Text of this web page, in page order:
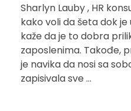
Sharlyn Lauby , HR
kako voli da šeta dok
kaže da je to dobra
zaposlenima. Takođe,
je navika da nosi sa
zapisivala sve ...